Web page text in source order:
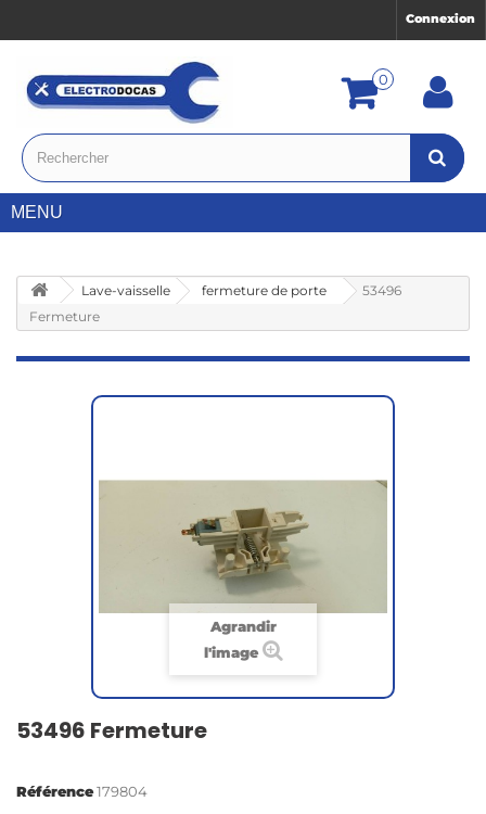
Connexion
0
MENU
Lave-vaisselle fermeture de porte
53496
Fermeture
Agrandir
l'image
53496 Fermeture
Référence179804